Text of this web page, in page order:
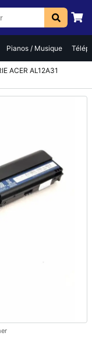
Pianos / Musique
ACER AL12A31